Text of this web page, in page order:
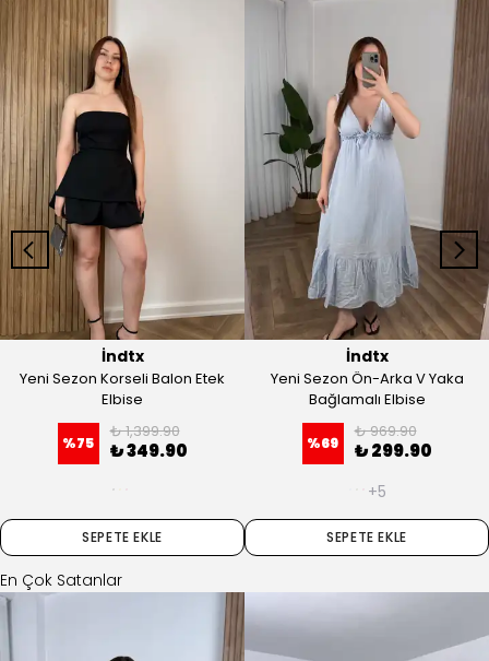
İndtx
Yeni Sezon Korseli Balon Etek
Elbise
₺ 1,399.90
İndtx
Yeni Sezon Ön-Arka V Yaka
Bağlamalı Elbise
%69
₺ 969.90
+5
SEPETE EKLE
En Çok Satanlar